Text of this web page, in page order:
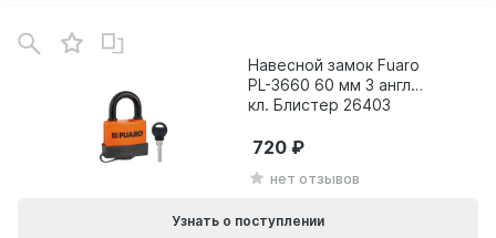
Навесной замок Fuaro
PL-3660 60 мм 3 англ.
кл. Блистер 26403
нет отзывов
720
Узнать о поступлении